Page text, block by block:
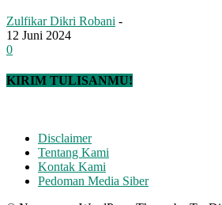
Zulfikar Dikri Robani -
12 Juni 2024
0
KIRIM TULISANMU!
Disclaimer
Tentang Kami
Kontak Kami
Pedoman Media Siber